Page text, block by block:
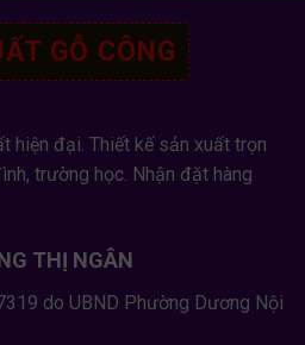
GỖ CÔNG
hiện đại. Thiết kế sản xuất trọn
trường học. Nhận đặt hàng
THỊ NGÂN
do UBND Phường Dương Nội